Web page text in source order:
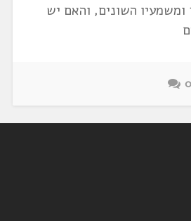
השונים, והאם יש
0